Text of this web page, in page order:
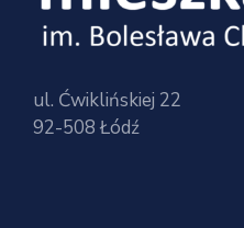
ul. Ćwiklińskiej 22
92-508 Łódź